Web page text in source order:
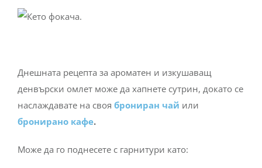
Днешната рецепта за ароматен и изкушаващ
денвърски омлет може да хапнете сутрин, докато се
наслаждавате на своя брониран чай или
бронирано кафе.
Може да го поднесете с гарнитури като: